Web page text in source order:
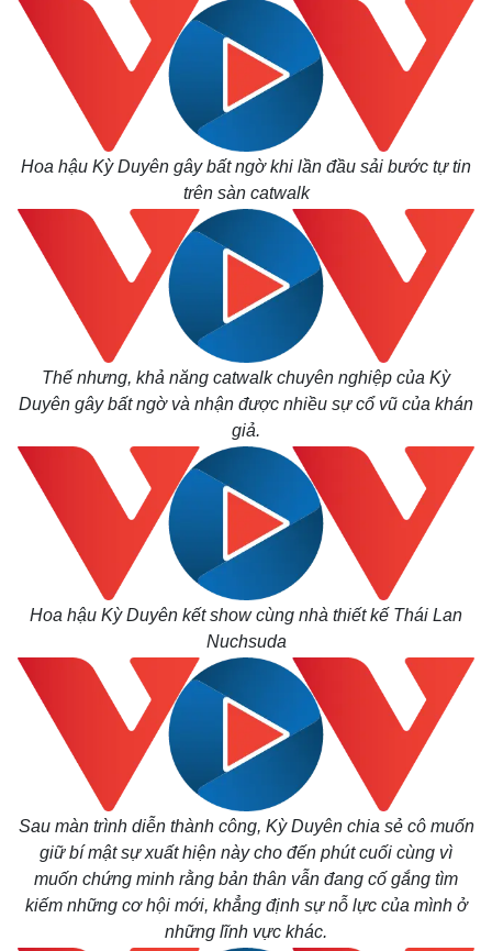
Thế giới
Cuộc sống đó đây
Hồ sơ
Multimedia
Video
Ảnh
E-Magazine
Infographic
Hoa hậu Kỳ Duyên gây bất ngờ khi lần đầu sải bước tự tin
trên sàn catwalk
Thế nhưng, khả năng catwalk chuyên nghiệp của Kỳ
Duyên gây bất ngờ và nhận được nhiều sự cổ vũ của khán
giả.
Hoa hậu Kỳ Duyên kết show cùng nhà thiết kế Thái Lan
Nuchsuda
Sau màn trình diễn thành công, Kỳ Duyên chia sẻ cô muốn
giữ bí mật sự xuất hiện này cho đến phút cuối cùng vì
muốn chứng minh rằng bản thân vẫn đang cố gắng tìm
kiếm những cơ hội mới, khẳng định sự nỗ lực của mình ở
những lĩnh vực khác.